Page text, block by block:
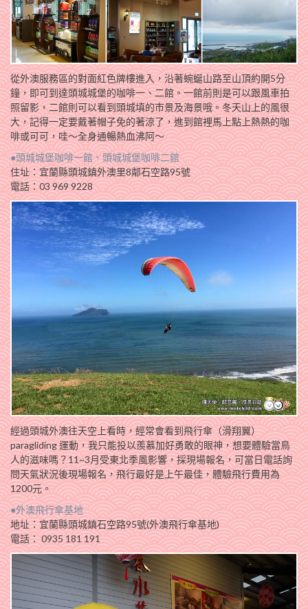
從外澳服務區的對面紅色牌樓進入，沿著蜿蜒山路至山頂約開5分
鐘，即可到達頭城城堡的咖啡一、二館。一館前則是可以跟風車拍
照留影，二館則可以看到頭城填的市景及海景哦。冬天山上的風很
大，記得一定要戴著帽子免的著涼了，進到館裡馬上點上熱熱的咖
啡或可可，哇～全身通暢熱血沸阿～
●頭城城堡咖啡一館、頭城城堡咖啡二館
住址：宜蘭縣頭城鎮外澳里8鄰石空路95號
電話：03 969 9228
經過頭城外澳往天空上看時，經常會看到飛行傘（滑翔翼）
paragliding 運動，我只能投以羨慕加好勇敢的眼神，想要體驗當鳥
人的滋味嗎？11~3月受東北季風影響，採現場報名，可當日電話詢
問天氣狀況後現場報名，飛行最好是上午最佳，體驗飛行費用為
1200元。
●外澳飛行傘基地
地址：宜蘭縣頭城鎮石空路95號(外澳飛行傘基地)
電話： 0935 181 191